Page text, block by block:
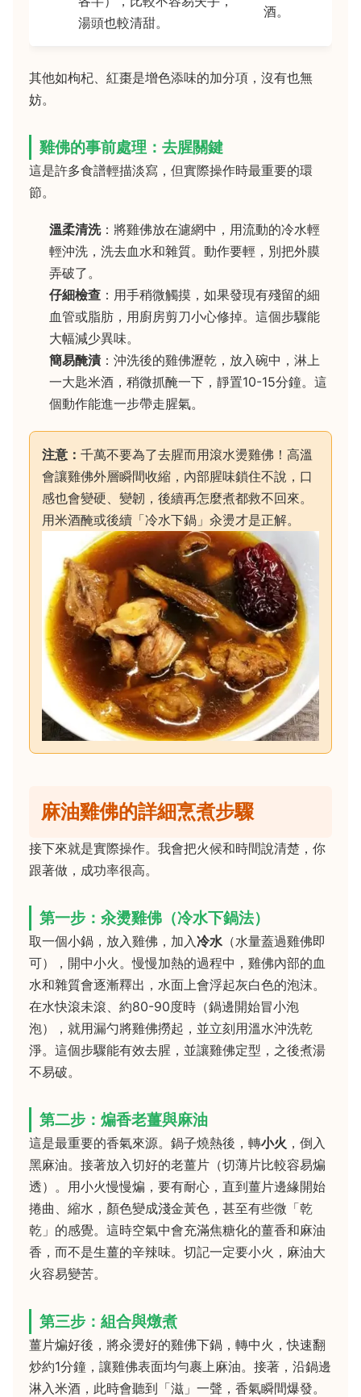
湯頭也較清甜。
酒。
其他如枸杞、紅棗是增色添味的加分項，沒有也無
妨。
雞佛的事前處理：去腥關鍵
這是許多食譜輕描淡寫，但實際操作時最重要的環
節。
溫柔清洗：將雞佛放在濾網中，用流動的冷水輕
輕沖洗，洗去血水和雜質。動作要輕，別把外膜
弄破了。
仔細檢查 ：用手稍微觸摸，如果發現有殘留的細
血管或脂肪，用廚房剪刀小心修掉。這個步驟能
大幅減少異味。
簡易醃漬 ：沖洗後的雞佛瀝乾，放入碗中，淋上
一大匙米酒，稍微抓醃一下，靜置10-15分鐘。這
個動作能進一步帶走腥氣。
注意： 千萬不要為了去腥而用滾水燙雞佛！高溫
會讓雞佛外層瞬間收縮，內部腥味鎖住不說，口
感也會變硬、變韌，後續再怎麼煮都救不回來。
用米酒醃或後續「冷水下鍋」汆燙才是正解。
麻油雞佛的詳細烹煮步驟
接下來就是實際操作。我會把火候和時間說清楚，你
跟著做，成功率很高。
第一步：汆燙雞佛（冷水下鍋法）
取一個小鍋，放入雞佛，加入冷水 （水量蓋過雞佛即
可），開中小火。慢慢加熱的過程中，雞佛內部的血
水和雜質會逐漸釋出，水面上會浮起灰白色的泡沫。
在水快滾未滾、約80-90度時（鍋邊開始冒小泡
泡），就用漏勺將雞佛撈起，並立刻用溫水沖洗乾
淨。這個步驟能有效去腥，並讓雞佛定型，之後煮湯
不易破。
第二步：煸香老薑與麻油
這是最重要的香氣來源。鍋子燒熱後，轉小火 ，倒入
黑麻油。接著放入切好的老薑片（切薄片比較容易煸
透）。用小火慢慢煸，要有耐心，直到薑片邊緣開始
捲曲、縮水，顏色變成淺金黃色，甚至有些微「乾
乾」的感覺。這時空氣中會充滿焦糖化的薑香和麻油
香，而不是生薑的辛辣味。切記一定要小火，麻油大
火容易變苦。
第三步：組合與燉煮
薑片煸好後，將汆燙好的雞佛下鍋，轉中火，快速翻
炒約1分鐘，讓雞佛表面均勻裹上麻油。接著，沿鍋邊
淋入米酒，此時會聽到「滋」一聲，香氣瞬間爆發。